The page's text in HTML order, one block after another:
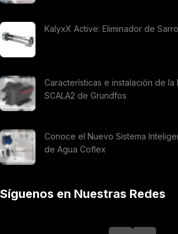
KalyxX Active: Eliminador de
Características e instalación de
SCALA2 de Grundfos
Conoce el Nuevo Sistema
de Agua Coflex
Síguenos en Nuestras Redes